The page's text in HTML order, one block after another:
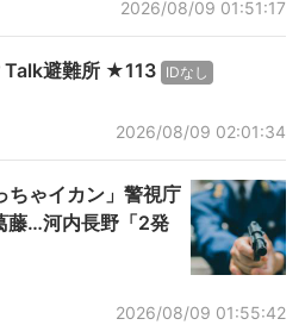
2026/08/09 01:51:17
Talk避難所 ★113 IDなし
2026/08/09 02:01:34
ちゃイカン」警視庁
藤…河内長野「2発
2026/08/09 01:55:42